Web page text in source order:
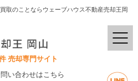
取のことならウェーブハウス不動産売却王岡
売却専門サイト
い合わせはこちら